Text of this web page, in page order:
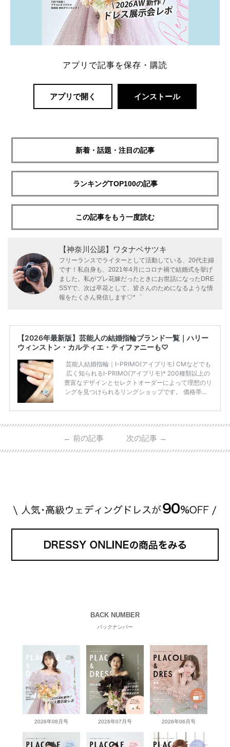
アプリで記事を保存・購読
アプリで開く インストール
新着・話題・注目の記事
ランキングTOP100の記事
この記事をもう一度読む
【神奈川公認】ワタナベサツキ
フリーランスでライターとして活動している、20代主婦
です！私自身も、2021年4月にコロナ禍で結婚式を挙げ
ました。私がプレ花嫁だったときにお世話になったDRE
SSYで、次は卒花として、皆さんのためになるような情
報をたくさん発信します♡*゜
【2026年最新版】芸能人の結婚指輪ブランド一覧｜ハリー
ウィンストン・カルティエ・ティファニーも♡
芸能人結婚指輪｜I-PRIMO(アイプリモ) CMなどでも
広く知られるI-PRIMO(アイプリモ)* 200種類以上の
豊富なデザインとセレクトオーダーによって理想のリ
ングを見つけられるリングショップです。 価格帯は2
入が可能♩ コスパ的にも20代の若い夫婦に人気のよ
ビ 系 にて10月5日22時～スタートする水曜ドラマ『
#ファーストペンギン! 』で山藤 そよ役を演じます💁🏻‍♀️
← 前の記事 次の記事 →
BACK NUMBER
バックナンバー
2026年08月号 2026年07月号 2026年06月号